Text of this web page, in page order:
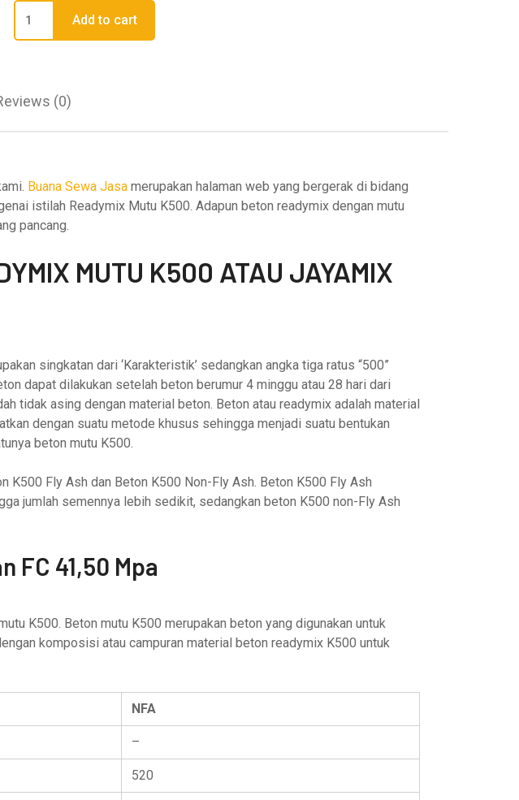
Harga
Beton
FC
quantity
Add to cart
(0)
Buana Sewa Jasa merupakan halaman web yang bergerak di bidang
istilah Readymix Mutu K500. Adapun beton readymix dengan mutu
pancang.
MUTU K500 ATAU JAYAMIX
singkatan dari ‘Karakteristik’ sedangkan angka tiga ratus “500”
dapat dilakukan setelah beton berumur 4 minggu atau 28 hari dari
tidak asing dengan material beton. Beton atau readymix adalah material
dengan suatu metode khusus sehingga menjadi suatu bentukan
beton mutu K500.
K500 Fly Ash dan Beton K500 Non-Fly Ash. Beton K500 Fly Ash
jumlah semennya lebih sedikit, sedangkan beton K500 non-Fly Ash
FC 41,50 Mpa
K500. Beton mutu K500 merupakan beton yang digunakan untuk
komposisi atau campuran material beton readymix K500 untuk
NFA
–
520